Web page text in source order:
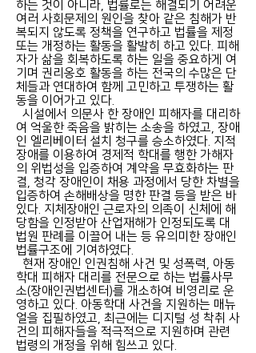
하는 것이 아니라, 법률로는 해결되기 어려운
여러 사회문제의 원인을 찾아 같은 침해가 반
복되지 않도록 정책을 연구하고 법률을 제정
또는 개정하는 활동을 활발히 하고 있다. 피해
자가 삶을 회복하도록 하는 일을 중요하게 여
기며 권리옹호 활동을 하는 전국의 수많은 단
체들과 연대하여 함께 고민하고 투쟁하는 활
동을 이어가고 있다.
시설에서 의문사 한 장애인 피해자를 대리하
여 억울한 죽음을 밝히는 소송을 하였고, 장애
인 엘리베이터 설치 청구를 승소하였다. 지적
장애를 이용하여 경제적 학대를 행한 가해자
의 위법성을 입증하여 계약을 무효화하는 판
결, 청각 장애인이 채용 과정에서 당한 차별을
입증하여 손해배상을 명한 판결 등을 받은 바
있다. 지체장애인 근로자의 의족이 신체에 해
당함을 인정받아 산업재해가 인정되도록 대
법원 판례를 이끌어 내는 등 유의미한 장애인
법률구조에 기여하였다.
현재 장애인 인권침해 사건 및 성폭력, 아동
학대 피해자 대리를 전문으로 하는 법률사무
소(장애인권법센터)를 개소하여 비영리로 운
영하고 있다. 아동학대 사건을 지원하는 매뉴
얼을 집필하였고, 최근에는 디지털 성 착취 사
건의 피해자들을 적극적으로 지원하며 관련
법령의 개정을 위해 힘쓰고 있다.